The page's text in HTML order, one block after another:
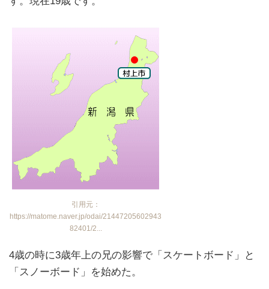
引用元：
https://matome.naver.jp/odai/21447205602943
82401/2...
4歳の時に3歳年上の兄の影響で「スケートボード」と
「スノーボード」を始めた。